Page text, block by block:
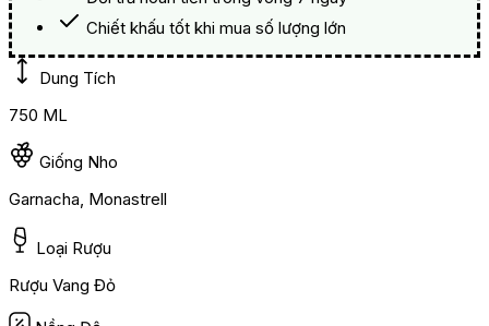
Chiết khấu tốt khi mua số lượng lớn
Dung Tích
750 ML
Giống Nho
Garnacha, Monastrell
Loại Rượu
Rượu Vang Đỏ